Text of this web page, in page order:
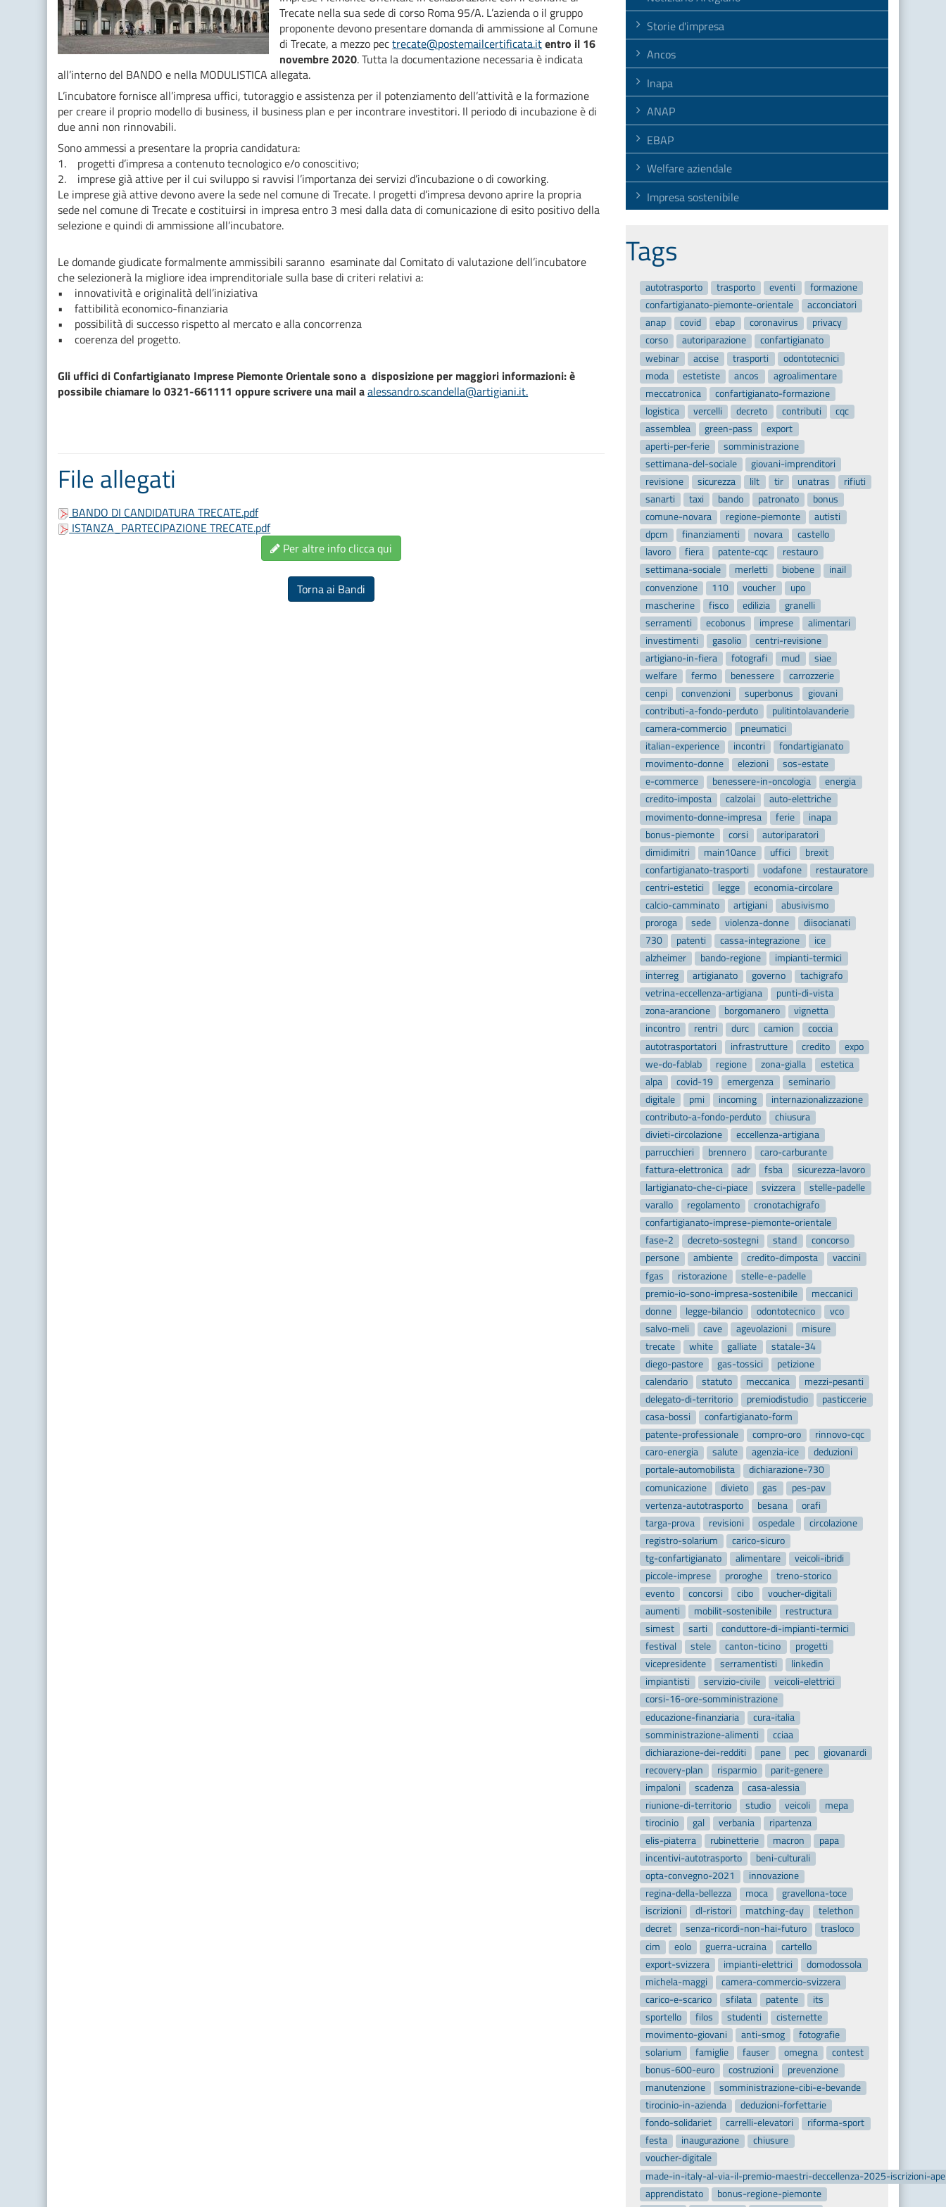
Trecate nella sua sede di corso Roma 95/A. L’azienda o il gruppo
proponente devono presentare domanda di ammissione al Comune
di Trecate, a mezzo pectrecate@postemailcertificata.itentro il 16
novembre 2020. Tutta la documentazione necessaria è indicata
all’interno del BANDO e nella MODULISTICA allegata.
L’incubatore fornisce all’impresa uffici, tutoraggio e assistenza per il potenziamento dell’attività e la formazione
per creare il proprio modello di business, il business plan e per incontrare investitori. Il periodo di incubazione è di
due anni non rinnovabili.
Sono ammessi a presentare la propria candidatura:
1. progetti d’impresa a contenuto tecnologico e/o conoscitivo;
2. imprese già attive per il cui sviluppo si ravvisi l’importanza dei servizi d’incubazione o di coworking.
Le imprese già attive devono avere la sede nel comune di Trecate. I progetti d’impresa devono aprire la propria
sede nel comune di Trecate e costituirsi in impresa entro 3 mesi dalla data di comunicazione di esito positivo della
selezione e quindi di ammissione all’incubatore.
Le domande giudicate formalmente ammissibili saranno esaminate dal Comitato di valutazione dell’incubatore
che selezionerà la migliore idea imprenditoriale sulla base di criteri relativi a:
• innovatività e originalità dell’iniziativa
• fattibilità economico-finanziaria
• possibilità di successo rispetto al mercato e alla concorrenza
• coerenza del progetto.
Gli uffici di Confartigianato Imprese Piemonte Orientale sono a disposizione per maggiori informazioni: è
possibile chiamare lo 0321-661111 oppure scrivere una mail aalessandro.scandella@artigiani.it.
File allegati
BANDO DI CANDIDATURA TRECATE.pdf
ISTANZA_PARTECIPAZIONE TRECATE.pdf
Per altre info clicca qui
Torna ai Bandi
Storie d'impresa
Ancos
Inapa
ANAP
EBAP
Welfare aziendale
Impresa sostenibile
Tags
autotrasporto trasporto eventi
formazione
confartigianato-piemonte-orientale
acconciatori
anap
covid ebap coronavirus
privacy
corso
autoriparazione
confartigianato
webinar
accise trasporti
odontotecnici
moda
estetiste ancos
agroalimentare
meccatronica
confartigianato-formazione
logistica
vercelli decreto contributi
cqc
assemblea
green-pass
export
aperti-per-ferie
somministrazione
settimana-del-sociale
giovani-imprenditori
revisione
sicurezza lilt tir unatras
rifiuti
sanarti
taxi bando patronato
bonus
comune-novara
regione-piemonte
autisti
dpcm
finanziamenti novara
castello
lavoro
fiera patente-cqc
restauro
settimana-sociale
merletti biobene
inail
convenzione
110 voucher
upo
mascherine
fisco edilizia
granelli
serramenti
ecobonus imprese
alimentari
investimenti
gasolio
centri-revisione
artigiano-in-fiera
fotografi mud
siae
welfare
fermo benessere
carrozzerie
cenpi
convenzioni superbonus
giovani
contributi-a-fondo-perduto
pulitintolavanderie
camera-commercio
pneumatici
italian-experience
incontri
fondartigianato
movimento-donne
elezioni
sos-estate
e-commerce
benessere-in-oncologia
energia
credito-imposta
calzolai
auto-elettriche
movimento-donne-impresa
ferie
inapa
bonus-piemonte
corsi
autoriparatori
dimidimitri
main10ance uffici
brexit
confartigianato-trasporti
vodafone
restauratore
centri-estetici
legge
economia-circolare
calcio-camminato
artigiani
abusivismo
proroga
sede violenza-donne
diisocianati
730
patenti cassa-integrazione
ice
alzheimer
bando-regione
impianti-termici
interreg
artigianato governo
tachigrafo
vetrina-eccellenza-artigiana
punti-di-vista
zona-arancione
borgomanero
vignetta
incontro
rentri durc camion
coccia
autotrasportatori
infrastrutture credito
expo
we-do-fablab
regione zona-gialla
estetica
alpa
covid-19 emergenza
seminario
digitale
pmi incoming
internazionalizzazione
contributo-a-fondo-perduto
chiusura
divieti-circolazione
eccellenza-artigiana
parrucchieri
brennero
caro-carburante
fattura-elettronica
adr fsba
sicurezza-lavoro
lartigianato-che-ci-piace
svizzera
stelle-padelle
varallo
regolamento
cronotachigrafo
confartigianato-imprese-piemonte-orientale
fase-2
decreto-sostegni stand
concorso
persone
ambiente credito-dimposta
vaccini
fgas
ristorazione
stelle-e-padelle
premio-io-sono-impresa-sostenibile
meccanici
donne
legge-bilancio odontotecnico
vco
salvo-meli
cave agevolazioni
misure
trecate
white galliate
statale-34
diego-pastore
gas-tossici
petizione
calendario
statuto meccanica
mezzi-pesanti
delegato-di-territorio
premiodistudio
pasticcerie
casa-bossi
confartigianato-form
patente-professionale
compro-oro
rinnovo-cqc
caro-energia
salute agenzia-ice
deduzioni
portale-automobilista
dichiarazione-730
comunicazione
divieto gas
pes-pav
vertenza-autotrasporto
besana
orafi
targa-prova
revisioni ospedale
circolazione
registro-solarium
carico-sicuro
tg-confartigianato
alimentare
veicoli-ibridi
piccole-imprese
proroghe
treno-storico
evento
concorsi cibo
voucher-digitali
aumenti
mobilit-sostenibile
restructura
simest
sarti
conduttore-di-impianti-termici
festival
stele canton-ticino
progetti
vicepresidente
serramentisti
linkedin
impiantisti
servizio-civile
veicoli-elettrici
corsi-16-ore-somministrazione
educazione-finanziaria
cura-italia
somministrazione-alimenti
cciaa
dichiarazione-dei-redditi
pane pec
giovanardi
recovery-plan
risparmio
parit-genere
impaloni
scadenza
casa-alessia
riunione-di-territorio
studio veicoli
mepa
tirocinio
gal verbania
ripartenza
elis-piaterra
rubinetterie macron
papa
incentivi-autotrasporto
beni-culturali
opta-convegno-2021
innovazione
regina-della-bellezza
moca
gravellona-toce
iscrizioni
dl-ristori matching-day
telethon
decret
senza-ricordi-non-hai-futuro
trasloco
cim
eolo guerra-ucraina
cartello
export-svizzera
impianti-elettrici
domodossola
michela-maggi
camera-commercio-svizzera
carico-e-scarico
sfilata patente
its
sportello
filos studenti
cisternette
movimento-giovani
anti-smog
fotografie
solarium
famiglie fauser omegna
contest
bonus-600-euro
costruzioni
prevenzione
manutenzione
somministrazione-cibi-e-bevande
tirocinio-in-azienda
deduzioni-forfettarie
fondo-solidariet
carrelli-elevatori
riforma-sport
festa
inaugurazione
chiusure
voucher-digitale
made-in-italy-al-via-il-premio-maestri-deccellenza-2025-iscrizioni-
apprendistato
bonus-regione-piemonte